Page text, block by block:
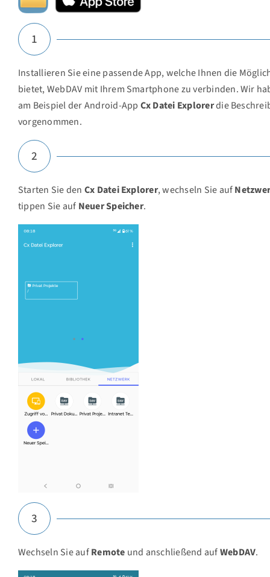
1
Installieren Sie eine passende App, welche Ihnen die
bietet, WebDAV mit Ihrem Smartphone zu verbinden. Wir
am Beispiel der Android-App Cx Datei Explorerdie
vorgenommen.
2
Starten Sie den Cx Datei Explorer, wechseln Sie auf
tippen Sie auf Neuer Speicher.
3
Wechseln Sie aufRemote und anschließend aufWebDAV.